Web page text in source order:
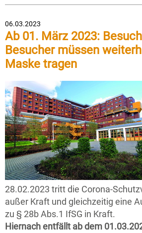
06.03.2023
Ab 01. März 2023:
Besucher müssen
Maske tragen
28.02.2023 tritt die Corona-
außer Kraft und gleichzeitig eine
zu § 28b Abs.1 IfSG in Kraft.
Hiernach entfällt ab dem